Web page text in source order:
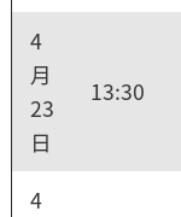
4
月
23
日
13:30
4